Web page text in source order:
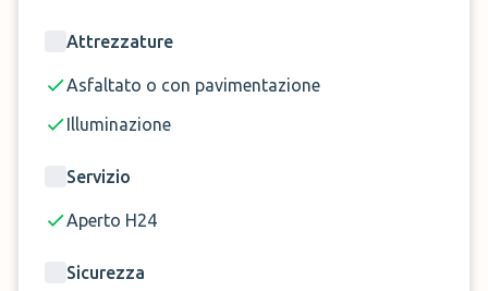
51 a Fiumicino!
Attrezzature
Asfaltato o con pavimentazione
Illuminazione
Servizio
Aperto H24
Sicurezza